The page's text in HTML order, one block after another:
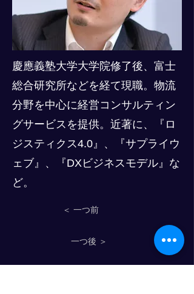
慶應義塾大学大学院修了後、富士
総合研究所などを経て現職。物流
分野を中心に経営コンサルティン
グサービスを提供。近著に、『ロ
ジスティクス4.0』、『サプライウ
ェブ』、『DXビジネスモデル』な
ど。
＜ 一つ前
一つ後 ＞